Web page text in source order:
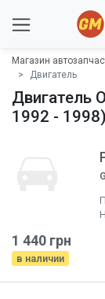
Магазин
Двигатель
Двигатель
1992 - 1998)
1 440 грн
в наличии